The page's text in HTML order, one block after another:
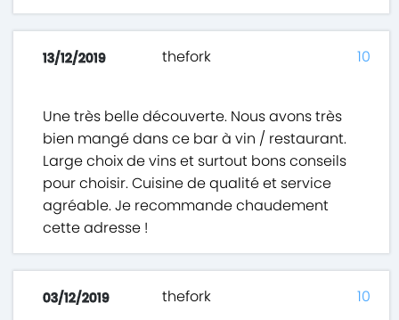
13/12/2019 thefork
Une très belle découverte. Nous avons très
bien mangé dans ce bar à vin / restaurant.
Large choix de vins et surtout bons conseils
pour choisir. Cuisine de qualité et service
agréable. Je recommande chaudement
cette adresse !
10
03/12/2019 thefork 10